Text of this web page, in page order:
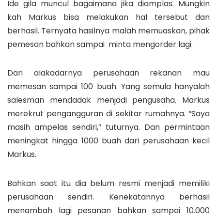
Ide gila muncul bagaimana jika diamplas. Mungkin
kah Markus bisa melakukan hal tersebut dan
berhasil. Ternyata hasilnya malah memuaskan, pihak
pemesan bahkan sampai minta mengorder lagi.
Dari alakadarnya perusahaan rekanan mau
memesan sampai 100 buah. Yang semula hanyalah
salesman mendadak menjadi pengusaha. Markus
merekrut pengangguran di sekitar rumahnya. “Saya
masih ampelas sendiri,” tuturnya. Dan permintaan
meningkat hingga 1000 buah dari perusahaan kecil
Markus.
Bahkan saat itu dia belum resmi menjadi memiliki
perusahaan sendiri. Kenekatannya berhasil
menambah lagi pesanan bahkan sampai 10.000